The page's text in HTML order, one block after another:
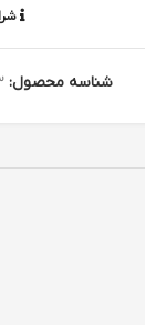
شناسه محصول: